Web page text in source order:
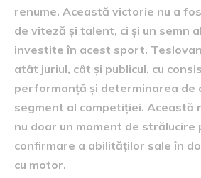
renume. Această victorie nu a
de viteză și talent, ci și un semn
investite în acest sport.
atât juriul, cât și publicul, cu
performanță și determinarea de
segment al competiției. Această
nu doar un moment de strălucire
confirmare a abilităților sale în
cu motor.